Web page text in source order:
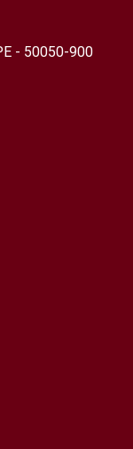
- 50050-900